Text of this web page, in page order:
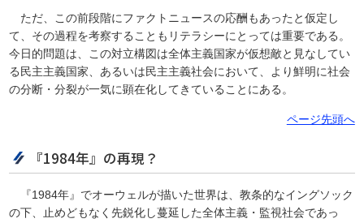
ただ、この前段階にファクトニュースの応酬もあったと仮定し
て、その過程を考察することもリテラシーにとっては重要である。
今日的問題は、この対立構図は全体主義国家が仮想敵と見なしてい
る民主主義国家、あるいは民主主義社会において、より鮮明に社会
の分断・分裂が一気に顕在化してきていることにある。
ページ先頭へ
『1984年』の再現？
『1984年』でオーウェルが描いた世界は、教条的なイングソック
の下、止めどもなく先鋭化し蔓延した全体主義・監視社会であっ